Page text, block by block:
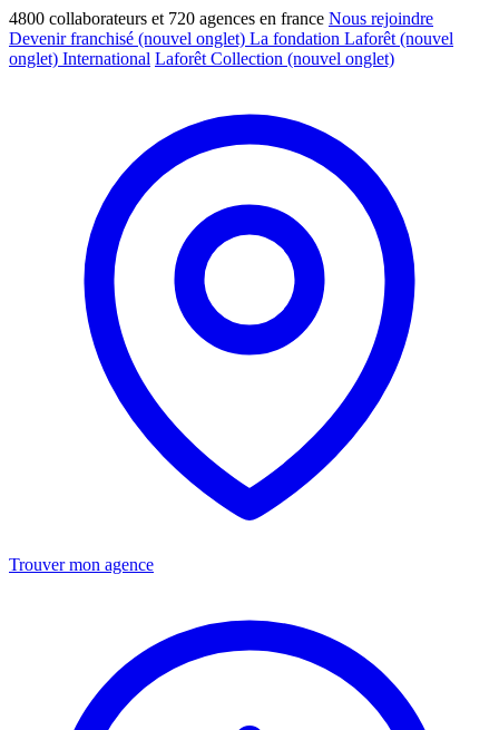
4800 collaborateurs et 720 agences en france Nous rejoindre
Devenir franchisé (nouvel onglet) La fondation Laforêt (nouvel
onglet) International Laforêt Collection (nouvel onglet)
Trouver mon agence